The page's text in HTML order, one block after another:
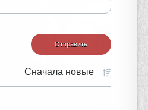
Сначала новые